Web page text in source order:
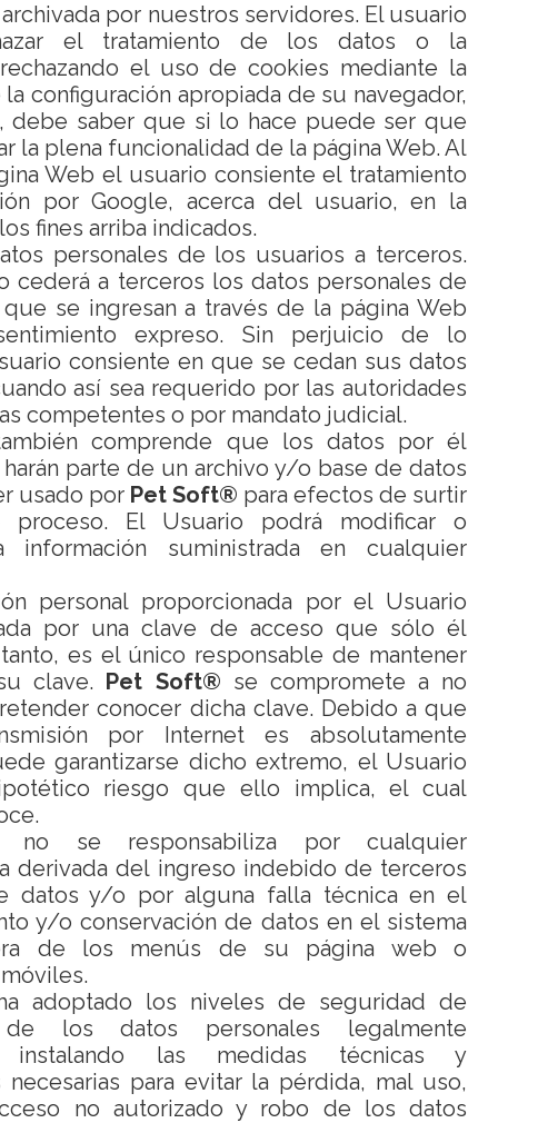
por nuestros servidores. El usuario
el tratamiento de los datos o la
el uso de cookies mediante la
configuración apropiada de su navegador,
debe saber que si lo hace puede ser que
la plena funcionalidad de la página Web. Al
Web el usuario consiente el tratamiento
por Google, acerca del usuario, en la
fines arriba indicados.
personales de los usuarios a terceros.
cederá a terceros los datos personales de
se ingresan a través de la página Web
expreso. Sin perjuicio de lo
consiente en que se cedan sus datos
así sea requerido por las autoridades
competentes o por mandato judicial.
comprende que los datos por él
parte de un archivo y/o base de datos
usado por Pet Soft® para efectos de surtir
proceso. El Usuario podrá modificar o
información suministrada en cualquier
personal proporcionada por el Usuario
por una clave de acceso que sólo él
es el único responsable de mantener
clave. Pet Soft® se compromete a no
conocer dicha clave. Debido a que
por Internet es absolutamente
garantizarse dicho extremo, el Usuario
riesgo que ello implica, el cual
no se responsabiliza por cualquier
derivada del ingreso indebido de terceros
datos y/o por alguna falla técnica en el
y/o conservación de datos en el sistema
de los menús de su página web o
adoptado los niveles de seguridad de
de los datos personales legalmente
instalando las medidas técnicas y
necesarias para evitar la pérdida, mal uso,
no autorizado y robo de los datos